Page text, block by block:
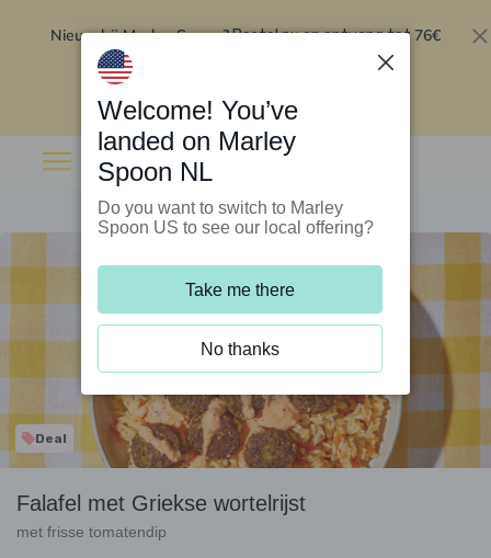
Nieuw bij Marley Spoon?Bestel nu en ontvang tot 76€
Deal
Falafel met Griekse wortelrijst
met frisse tomatendip
Welcome! You’ve
landed on Marley
Spoon NL
Do you want to switch to Marley
Spoon US to see our local offering?
Take me there
No thanks